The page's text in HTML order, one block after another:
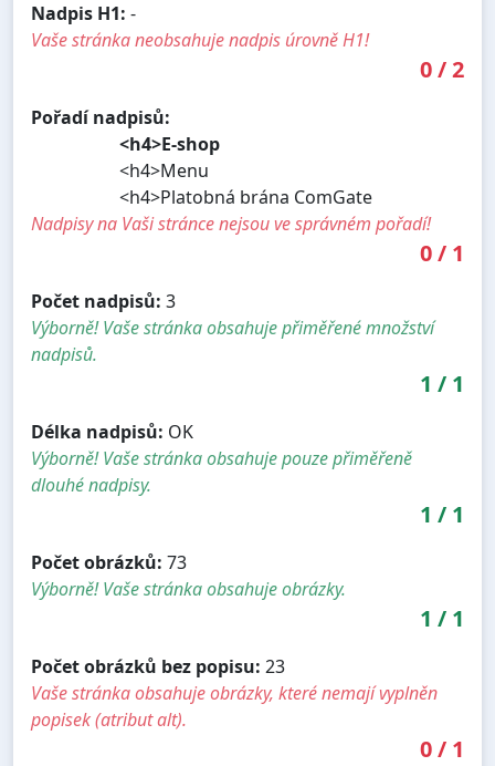
Nadpis H1: -
Vaše stránka neobsahuje nadpis úrovně H1!
0/2
Pořadí nadpisů:
<h4>E-shop
<h4>Menu
<h4>Platobná brána ComGate
Nadpisy na Vaši stránce nejsou ve správném pořadí!
0/ 1
Počet nadpisů: 3
Výborně! Vaše stránka obsahuje přiměřené množství
nadpisů.
1 / 1
Délka nadpisů: OK
Výborně! Vaše stránka obsahuje pouze přiměřeně
dlouhé nadpisy.
1 / 1
Počet obrázků: 73
Výborně! Vaše stránka obsahuje obrázky.
1 / 1
Počet obrázků bez popisu: 23
Vaše stránka obsahuje obrázky, které nemají vyplněn
popisek (atribut alt).
0/ 1